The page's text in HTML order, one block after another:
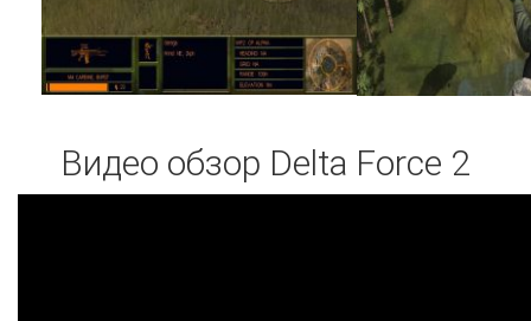
Видео обзор Delta Force 2